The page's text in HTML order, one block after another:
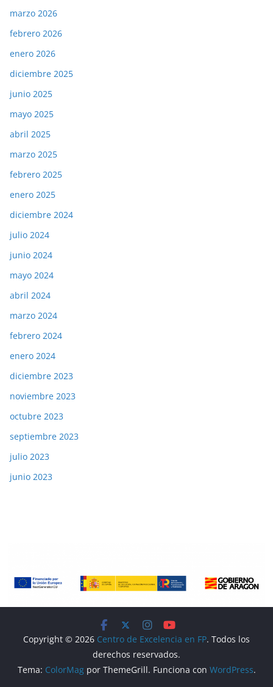
marzo 2026
febrero 2026
enero 2026
diciembre 2025
junio 2025
mayo 2025
abril 2025
marzo 2025
febrero 2025
enero 2025
diciembre 2024
julio 2024
junio 2024
mayo 2024
abril 2024
marzo 2024
febrero 2024
enero 2024
diciembre 2023
noviembre 2023
octubre 2023
septiembre 2023
julio 2023
junio 2023
Copyright © 2026 Centro de Excelencia en FP. Todos los
derechos reservados.
Tema: ColorMagpor ThemeGrill. Funciona con WordPress.